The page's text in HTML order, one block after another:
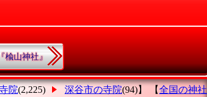
楡山神社』
院(2,225) 深谷市の寺院(94)】 【全国の神社